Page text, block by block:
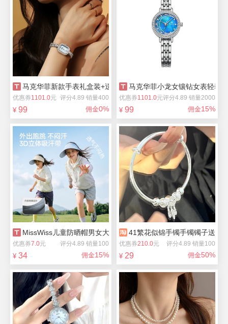
马克华菲新款手表礼盒装+送手镯
优惠券1101.0元 评分4.89 销量400
¥ 99 佣金0%
马克华菲小龙女镶钻女表轻奢
优惠券1101.0元评分4.89 销量2000
¥ 99 佣金15%
MissWiss儿童防晒帽男女大帽檐防紫外线夏季
优惠券7.0元 评分4.89 销量100
¥ 34 佣金15%
41繁花似锦手镯手镯镯子送老
优惠券210.0元 评分4.89 销量100
¥ 29 佣金50%